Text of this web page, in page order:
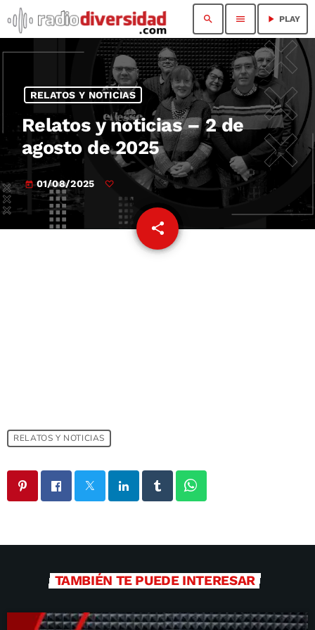
search menu play_arrow PLAY
RELATOS Y NOTICIAS
Relatos y noticias – 2 de
agosto de 2025
today 01/08/2025
share
email
RELATOS Y NOTICIAS
TAMBIÉN TE PUEDE INTERESAR